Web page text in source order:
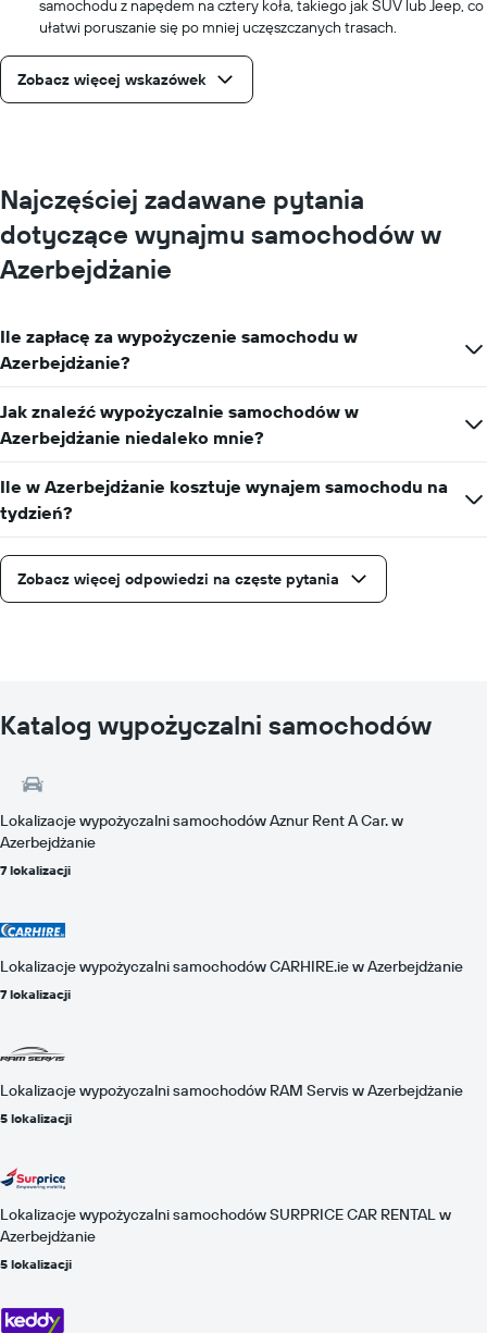
samochodu z napędem na cztery koła, takiego jak SUV lub Jeep, co
ułatwi poruszanie się po mniej uczęszczanych trasach.
Zobacz więcej wskazówek
Najczęściej zadawane pytania
dotyczące wynajmu samochodów w
Azerbejdżanie
Ile zapłacę za wypożyczenie samochodu w
Azerbejdżanie?
Jak znaleźć wypożyczalnie samochodów w
Azerbejdżanie niedaleko mnie?
Ile w Azerbejdżanie kosztuje wynajem samochodu na
tydzień?
Zobacz więcej odpowiedzi na częste pytania
Katalog wypożyczalni samochodów
Lokalizacje wypożyczalni samochodów Aznur Rent A Car. w
Azerbejdżanie
7 lokalizacji
Lokalizacje wypożyczalni samochodów CARHIRE.ie w Azerbejdżanie
7 lokalizacji
Lokalizacje wypożyczalni samochodów RAM Servis w Azerbejdżanie
5 lokalizacji
Lokalizacje wypożyczalni samochodów SURPRICE CAR RENTAL w
Azerbejdżanie
5 lokalizacji